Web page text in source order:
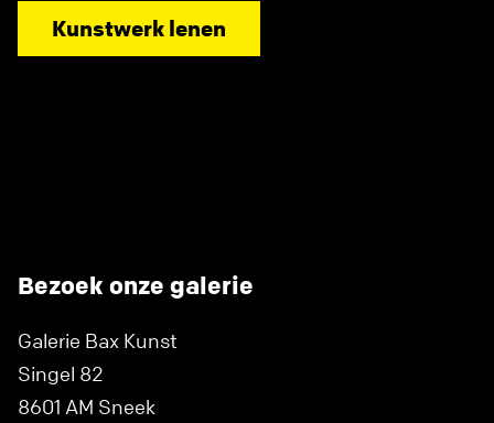
Kunstwerk lenen
Bezoek onze galerie
Galerie Bax Kunst
Singel 82
8601 AM Sneek